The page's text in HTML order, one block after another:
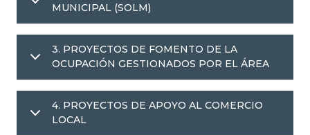
MUNICIPAL (SOLM)
3. PROYECTOS DE FOMENTO DE LA
OCUPACIÓN GESTIONADOS POR EL ÁREA
4. PROYECTOS DE APOYO AL COMERCIO
LOCAL